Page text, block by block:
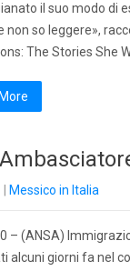
il suo modo di
non so leggere»,
The Stories She
Messico in Italia
– (ANSA)
alcuni giorni fa nel